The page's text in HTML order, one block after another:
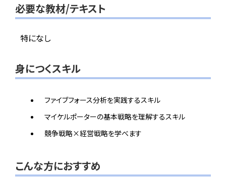
必要な教材/テキスト
特になし
身につくスキル
ファイブフォース分析を実践するスキル
マイケルポーターの基本戦略を理解するスキル
競争戦略×経営戦略を学べます
こんな方におすすめ